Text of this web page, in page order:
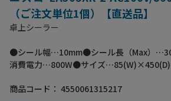
（ご注文単位1個）【直送品】
卓上シーラー
●シール幅…10mm●シール長（Max）
消費電力…800W●サイズ
ール幅10mmの強力溶着●アルミ蒸着袋も
商品コード： 4550061315217